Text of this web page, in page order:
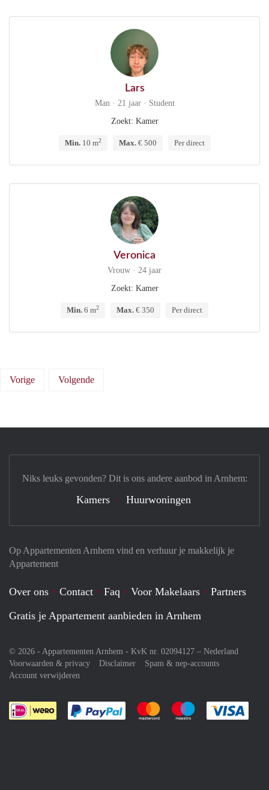
Lars
Man · 21 jaar · Student
Zoekt: Kamer
Min.10 m2 Max.€ 500 Per direct
Veronica
Vrouw · 24 jaar
Zoekt: Kamer
Min. 6 m2 Max. € 350 Per direct
Vorige Volgende
Op Appartementen Arnhem vind en verhuur je makkelijk je
Appartement
Over ons Contact Faq Voor Makelaars
Partners
Gratis je Appartement aanbieden in Arnhem
© 2026 - Appartementen Arnhem - KvK nr. 02094127 – Nederland
Voorwaarden & privacy
Disclaimer
Spam & nep-accounts
Account verwijderen
Je rekent gemakkelijk af met Paypal
Je rekent gemakkelijk af met
Je rekent
Niks leuks gevonden? Dit is ons andere aanbod in Arnhem:
Kamers Huurwoningen